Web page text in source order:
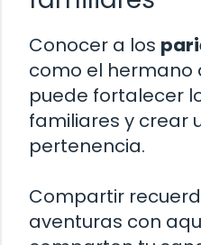
Conocer a los
como el hermano
puede fortalecer
familiares y crear
pertenencia.
Compartir
aventuras con